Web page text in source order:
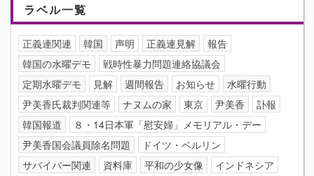
ラベル一覧
正義連関連 韓国 声明 正義連見解
報告
韓国の水曜デモ
戦時性暴力問題連絡協議会
定期水曜デモ
見解 週間報告 お知らせ
水曜行動
尹美香氏裁判関連等
ナヌムの家 東京 尹美香
訃報
韓国報道
８・14日本軍「慰安婦」メモリアル・デー
尹美香国会議員除名問題
ドイツ・ベルリン
サバイバー関連
資料庫 平和の少女像
インドネシア